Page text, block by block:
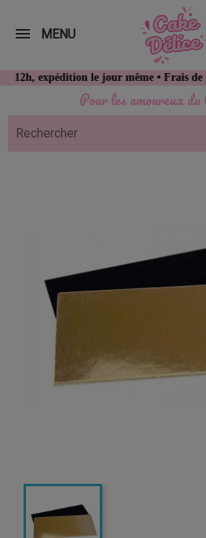
Pour les amoureux du
le jour même • Frais de port
MENU